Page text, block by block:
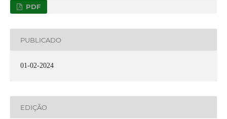
PDF
PUBLICADO
01-02-2024
EDIÇÃO